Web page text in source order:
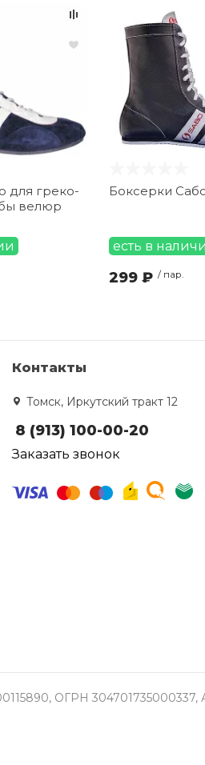
для греко-
велюр
Боксерки
есть в
299 ₽ / пар.
Контакты
Томск, Иркутский тракт 12
8 (913) 100-00-20
Заказать звонок
ОГРН 304701735000337,